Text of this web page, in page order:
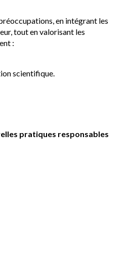
en intégrant les
tout en valorisant les
:
scientifique.
pratiques responsables